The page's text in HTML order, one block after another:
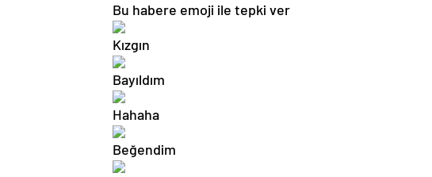
Bu habere emoji ile tepki ver